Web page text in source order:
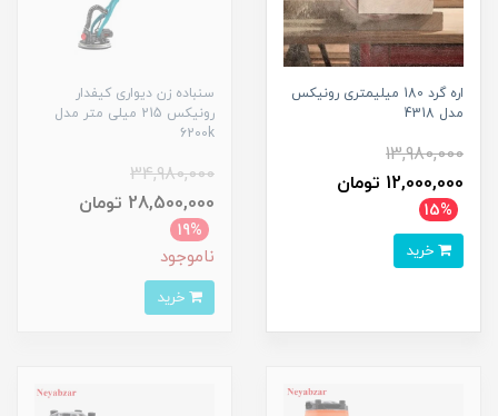
اره گرد 180 میلیمتری رونیکس
مدل 4318
13,980,000
12,000,000 تومان
15%
سنباده زن دیواری کیفدار
رونیکس 215 میلی متر مدل
6200k
34,980,000
28,500,000 تومان
19%
ناموجود